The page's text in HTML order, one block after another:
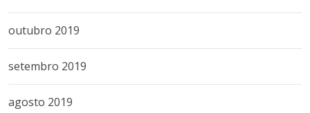
outubro 2019
setembro 2019
agosto 2019